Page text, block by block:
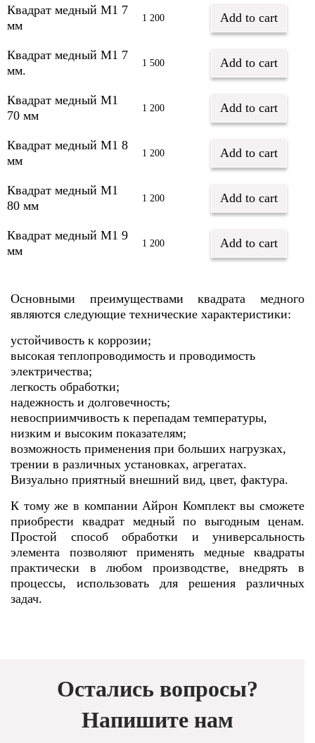
Квадрат медный М1 7
мм
1 200 Add to cart
Квадрат медный М1 7
мм.
1 500 Add to cart
Квадрат медный М1
70 мм
1 200 Add to cart
Квадрат медный М1 8
мм
1 200 Add to cart
Квадрат медный М1
80 мм
1 200 Add to cart
Квадрат медный М1 9
мм
1 200 Add to cart
Основными преимуществами квадрата медного
являются следующие технические характеристики:
устойчивость к коррозии;
высокая теплопроводимость и проводимость
электричества;
легкость обработки;
надежность и долговечность;
невосприимчивость к перепадам температуры,
низким и высоким показателям;
возможность применения при больших нагрузках,
трении в различных установках, агрегатах.
Визуально приятный внешний вид, цвет, фактура.
К тому же в компании Айрон Комплект вы сможете
приобрести квадрат медный по выгодным ценам.
Простой способ обработки и универсальность
элемента позволяют применять медные квадраты
практически в любом производстве, внедрять в
процессы, использовать для решения различных
задач.
Остались вопросы?
Напишите нам